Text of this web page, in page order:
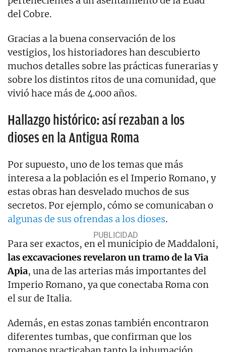
del Cobre.
Gracias a la buena conservación de los
vestigios, los historiadores han descubierto
muchos detalles sobre las prácticas funerarias y
sobre los distintos ritos de una comunidad, que
vivió hace más de 4.000 años.
Hallazgo histórico: así rezaban a los
dioses en la Antigua Roma
Por supuesto, uno de los temas que más
interesa a la población es el Imperio Romano, y
estas obras han desvelado muchos de sus
secretos. Por ejemplo, cómo se comunicaban o
algunas de sus ofrendas a los dioses.
Para ser exactos, en el municipio de Maddaloni,
las excavaciones revelaron un tramo de la Via
Apia, una de las arterias más importantes del
Imperio Romano, ya que conectaba Roma con
el sur de Italia.
Además, en estas zonas también encontraron
diferentes tumbas, que confirman que los